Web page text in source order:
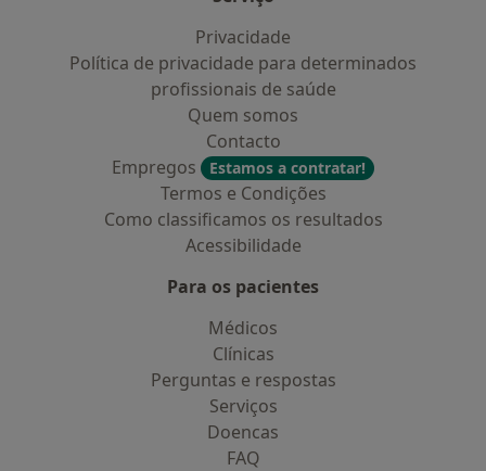
Privacidade
Política de privacidade para determinados
profissionais de saúde
Quem somos
Contacto
Empregos
Estamos a contratar!
Termos e Condições
Como classificamos os resultados
Acessibilidade
Para os pacientes
Médicos
Clínicas
Perguntas e respostas
Serviços
Doencas
FAQ